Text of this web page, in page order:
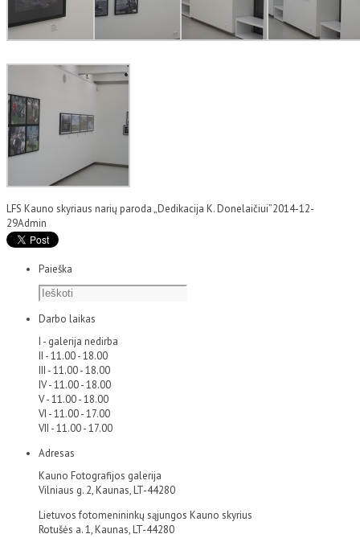
LFS Kauno skyriaus narių paroda „Dedikacija K. Donelaičiui”2014-12-
29Admin
Paieška
Darbo laikas
I - galerija nedirba
II - 11.00 - 18.00
III - 11.00 - 18.00
IV - 11.00 - 18.00
V - 11.00 - 18.00
VI - 11.00 - 17.00
VII - 11.00 - 17.00
Adresas
Kauno Fotografijos galerija
Vilniaus g. 2, Kaunas, LT-44280
Lietuvos fotomenininkų sąjungos Kauno skyrius
Rotušės a. 1, Kaunas, LT-44280